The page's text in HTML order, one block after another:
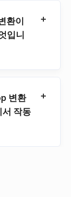
환이
입니
변환
작동